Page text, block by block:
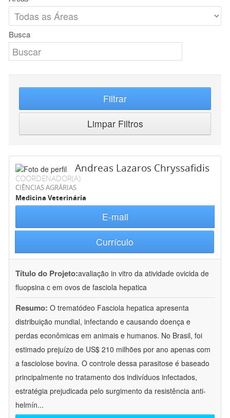
Busca
Filtrar
Limpar Filtros
Andreas Lazaros Chryssafidis
COORDENADOR(A)
CIÊNCIAS AGRÁRIAS
Medicina Veterinária
E-mail
Currículo
Título do Projeto:avaliação in vitro da atividade ovicida de
fluopsina c em ovos de fasciola hepatica
Resumo: O trematódeo Fasciola hepatica apresenta
distribuição mundial, infectando e causando doença e
perdas econômicas em animais e humanos. No Brasil, foi
estimado prejuízo de US$ 210 milhões por ano apenas com
a fasciolose bovina. O controle dessa parasitose é baseado
principalmente no tratamento dos indivíduos infectados,
estratégia prejudicada pelo surgimento da resistência anti-
helmín...